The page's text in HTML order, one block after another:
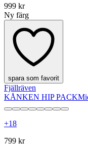
999 kr
Ny färg
spara som favorit
Fjällräven
KÅNKEN HIP PACK
+18
799 kr